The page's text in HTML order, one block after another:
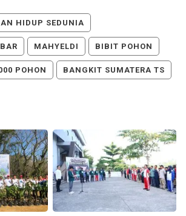
HIDUP SEDUNIA
MAHYELDI BIBIT POHON
POHON BANGKIT SUMATERA TS